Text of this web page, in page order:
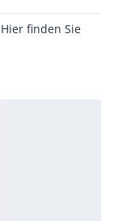
finden Sie